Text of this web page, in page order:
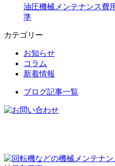
油圧機械メンテナンス費
準
カテゴリー
お知らせ
コラム
新着情報
ブログ記事一覧